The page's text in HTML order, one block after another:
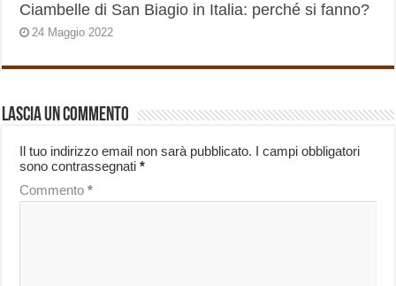
Ciambelle di San Biagio in Italia: perché si fanno?
24 Maggio 2022
Lascia un commento
Il tuo indirizzo email non sarà pubblicato. I campi obbligatori
sono contrassegnati*
Commento*